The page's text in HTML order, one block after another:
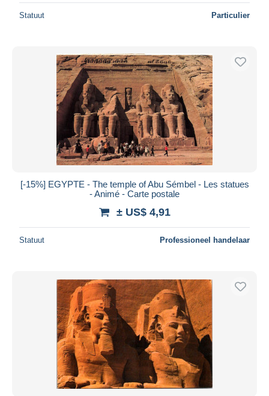
Statuut Particulier
[-15%] EGYPTE - The temple of Abu Sémbel - Les statues
- Animé - Carte postale
± US$ 4,91
Statuut Professioneel handelaar